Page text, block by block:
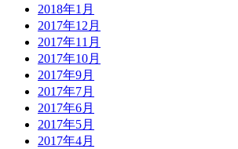
2018年1月
2017年12月
2017年11月
2017年10月
2017年9月
2017年7月
2017年6月
2017年5月
2017年4月